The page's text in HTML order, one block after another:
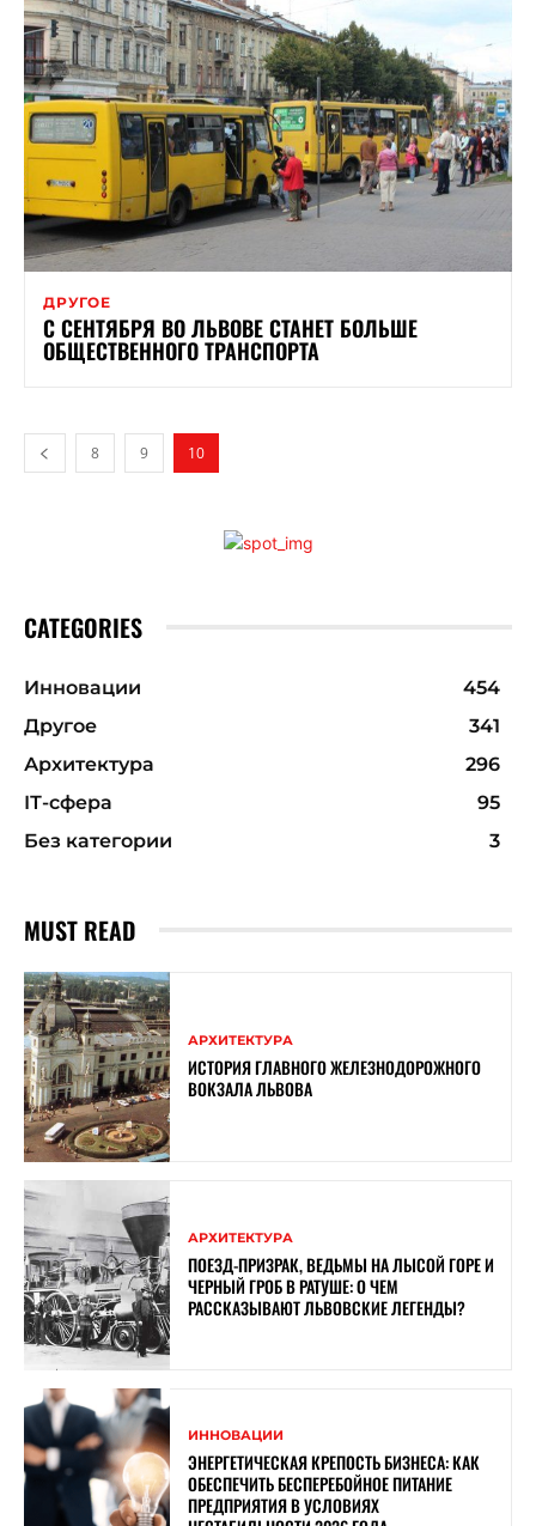
ДРУГОЕ
С СЕНТЯБРЯ ВО ЛЬВОВЕ СТАНЕТ БОЛЬШЕ
ОБЩЕСТВЕННОГО ТРАНСПОРТА
8 9 10
CATEGORIES
Инновации
454
Другое
341
Архитектура
296
ІТ-сфера
95
Без категории
3
MUST READ
АРХИТЕКТУРА
ИСТОРИЯ ГЛАВНОГО ЖЕЛЕЗНОДОРОЖНОГО
ВОКЗАЛА ЛЬВОВА
АРХИТЕКТУРА
ПОЕЗД-ПРИЗРАК, ВЕДЬМЫ НА ЛЫСОЙ ГОРЕ И
ЧЕРНЫЙ ГРОБ В РАТУШЕ: О ЧЕМ
РАССКАЗЫВАЮТ ЛЬВОВСКИЕ ЛЕГЕНДЫ?
ИННОВАЦИИ
ЭНЕРГЕТИЧЕСКАЯ КРЕПОСТЬ БИЗНЕСА: КАК
ОБЕСПЕЧИТЬ БЕСПЕРЕБОЙНОЕ ПИТАНИЕ
ПРЕДПРИЯТИЯ В УСЛОВИЯХ